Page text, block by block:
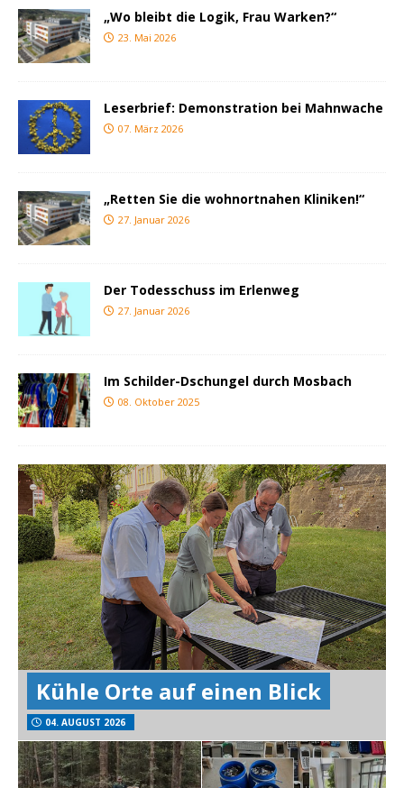
„Wo bleibt die Logik, Frau Warken?“
23. Mai 2026
Leserbrief: Demonstration bei Mahnwache
07. März 2026
„Retten Sie die wohnortnahen Kliniken!“
27. Januar 2026
Der Todesschuss im Erlenweg
27. Januar 2026
Im Schilder-Dschungel durch Mosbach
08. Oktober 2025
Kühle Orte auf einen Blick
04. AUGUST 2026